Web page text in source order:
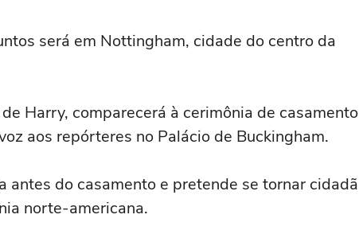
será em Nottingham, cidade do centro da
Harry, comparecerá à cerimônia de casamento
aos repórteres no Palácio de Buckingham.
antes do casamento e pretende se tornar cidadã
norte-americana.